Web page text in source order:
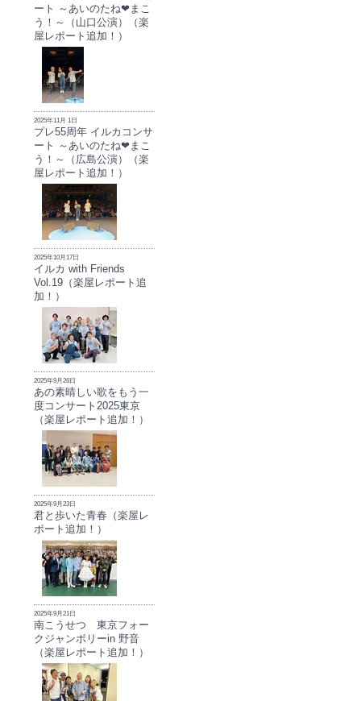
ート ～あいのたね❤まこ
う！～（山口公演）（楽
屋レポート追加！）
2025年11月 1日
プレ55周年 イルカコンサ
ート ～あいのたね❤まこ
う！～（広島公演）（楽
屋レポート追加！）
2025年10月17日
イルカ with Friends
Vol.19（楽屋レポート追
加！）
2025年9月26日
あの素晴しい歌をもう一
度コンサート2025東京
（楽屋レポート追加！）
2025年9月23日
君と歩いた青春（楽屋レ
ポート追加！）
2025年9月21日
南こうせつ 東京フォー
クジャンボリーin 野音
（楽屋レポート追加！）